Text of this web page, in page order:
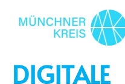
DIGITALE